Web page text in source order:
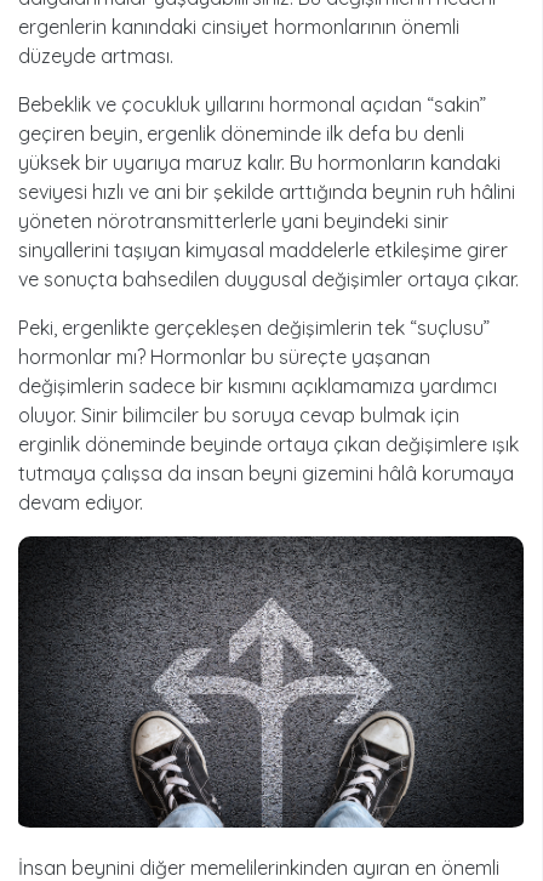
ergenlerin kanındaki cinsiyet hormonlarının önemli
düzeyde artması.
Bebeklik ve çocukluk yıllarını hormonal açıdan “sakin”
geçiren beyin, ergenlik döneminde ilk defa bu denli
yüksek bir uyarıya maruz kalır. Bu hormonların kandaki
seviyesi hızlı ve ani bir şekilde arttığında beynin ruh hâlini
yöneten nörotransmitterlerle yani beyindeki sinir
sinyallerini taşıyan kimyasal maddelerle etkileşime girer
ve sonuçta bahsedilen duygusal değişimler ortaya çıkar.
Peki, ergenlikte gerçekleşen değişimlerin tek “suçlusu”
hormonlar mı? Hormonlar bu süreçte yaşanan
değişimlerin sadece bir kısmını açıklamamıza yardımcı
oluyor. Sinir bilimciler bu soruya cevap bulmak için
erginlik döneminde beyinde ortaya çıkan değişimlere ışık
tutmaya çalışsa da insan beyni gizemini hâlâ korumaya
devam ediyor.
İnsan beynini diğer memelilerinkinden ayıran en önemli